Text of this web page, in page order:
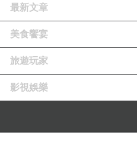
最新文章
美食饗宴
旅遊玩家
影視娛樂